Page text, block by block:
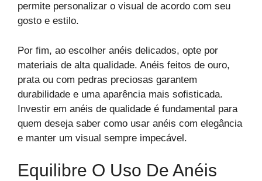
permite personalizar o visual de acordo com seu
gosto e estilo.
Por fim, ao escolher anéis delicados, opte por
materiais de alta qualidade. Anéis feitos de ouro,
prata ou com pedras preciosas garantem
durabilidade e uma aparência mais sofisticada.
Investir em anéis de qualidade é fundamental para
quem deseja saber como usar anéis com elegância
e manter um visual sempre impecável.
Equilibre O Uso De Anéis